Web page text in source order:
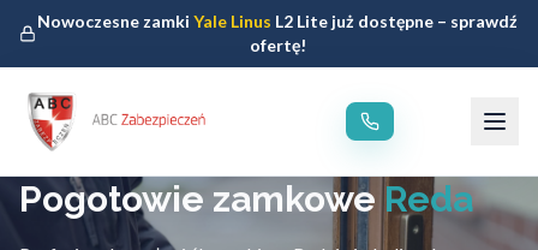
Nowoczesne zamkiYale Linus L2 Lite już dostępne – sprawdź
ofertę!
Pogotowie zamkowe Reda